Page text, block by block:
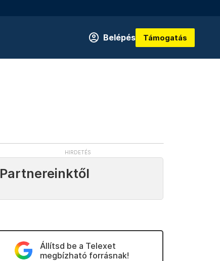
Belépés Támogatás
Partnereinktől
Állítsd be a Telexet
megbízható forrásnak!